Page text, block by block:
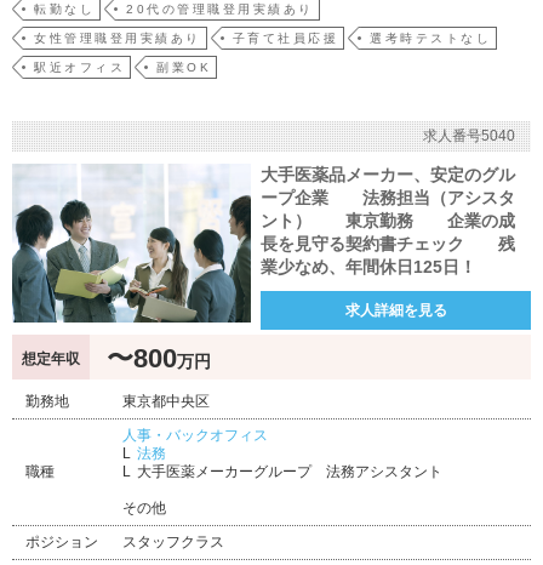
転勤なし 20代の管理職登用実績あり
女性管理職登用実績あり 子育て社員応援 選考時テストなし
駅近オフィス 副業OK
求人番号5040
大手医薬品メーカー、安定のグル
ープ企業 法務担当（アシスタ
ント） 東京勤務 企業の成
長を見守る契約書チェック 残
業少なめ、年間休日125日！
求人詳細を見る
想定年収 〜800万円
勤務地 東京都中央区
職種
人事・バックオフィス
法務
大手医薬メーカーグループ 法務アシスタント
その他
ポジション
スタッフクラス